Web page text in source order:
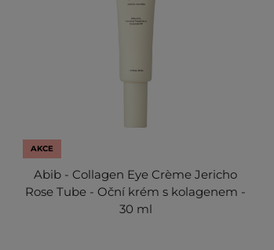
AKCE
Abib - Collagen Eye Crème Jericho
Rose Tube - Oční krém s kolagenem -
30 ml